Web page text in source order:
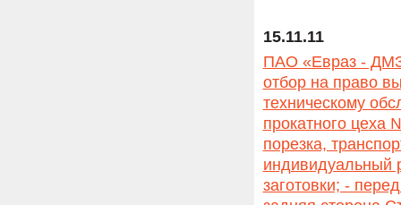
15.11.11
ПАО «Евраз - ДМЗ
отбор на право
техническому
прокатного цеха
порезка,
индивидуальный
заготовки; -